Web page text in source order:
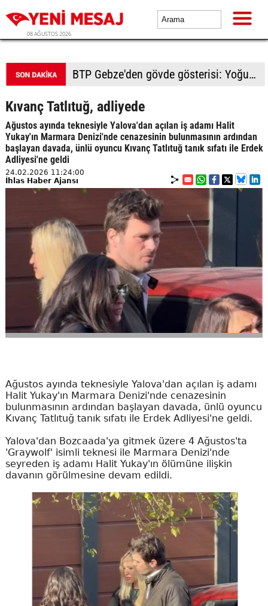
08 AĞUSTOS 2026
BTP Gebze'den gövde gösterisi: Yoğun katılımla yeni üyeler rozetlerini taktı
Kıvanç Tatlıtuğ, adliyede
Ağustos ayında teknesiyle Yalova'dan açılan iş adamı Halit
Yukay'ın Marmara Denizi'nde cenazesinin bulunmasının ardından
başlayan davada, ünlü oyuncu Kıvanç Tatlıtuğ tanık sıfatı ile Erdek
Adliyesi'ne geldi
24.02.2026 11:24:00
İhlas Haber Ajansı
Ağustos ayında teknesiyle Yalova'dan açılan iş adamı
Halit Yukay'ın Marmara Denizi'nde cenazesinin
bulunmasının ardından başlayan davada, ünlü oyuncu
Kıvanç Tatlıtuğ tanık sıfatı ile Erdek Adliyesi'ne geldi.
Yalova'dan Bozcaada'ya gitmek üzere 4 Ağustos'ta
'Graywolf' isimli teknesi ile Marmara Denizi'nde
seyreden iş adamı Halit Yukay'ın ölümüne ilişkin
davanın görülmesine devam edildi.